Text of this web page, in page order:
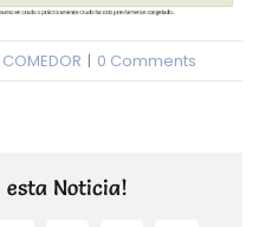
COMEDOR | 0 Comments
esta Noticia!